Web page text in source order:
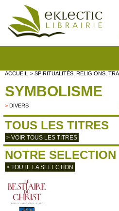
ACCUEIL > SPIRITUALITÉS, RELIGIONS,
SYMBOLISME
> DIVERS
TOUS LES TITRES
> VOIR TOUS LES TITRES
NOTRE SELECTION
> TOUTE LA SELECTION